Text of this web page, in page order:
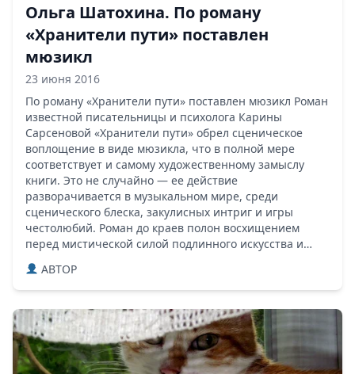
Ольга Шатохина. По роману
«Хранители пути» поставлен
мюзикл
23 июня 2016
По роману «Хранители пути» поставлен мюзикл Роман
известной писательницы и психолога Карины
Сарсеновой «Хранители пути» обрел сценическое
воплощение в виде мюзикла, что в полной мере
соответствует и самому художественному замыслу
книги. Это не случайно — ее действие
разворачивается в музыкальном мире, среди
сценического блеска, закулисных интриг и игры
честолюбий. Роман до краев полон восхищением
перед мистической силой подлинного искусства и…
ABTOP